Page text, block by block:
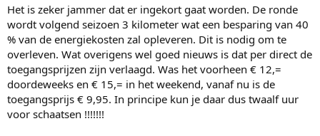
Het is zeker jammer dat er ingekort gaat worden. De ronde
wordt volgend seizoen 3 kilometer wat een besparing van 40
% van de energiekosten zal opleveren. Dit is nodig om te
overleven. Wat overigens wel goed nieuws is dat per direct de
toegangsprijzen zijn verlaagd. Was het voorheen € 12,=
doordeweeks en € 15,= in het weekend, vanaf nu is de
toegangsprijs € 9,95. In principe kun je daar dus twaalf uur
voor schaatsen !!!!!!!